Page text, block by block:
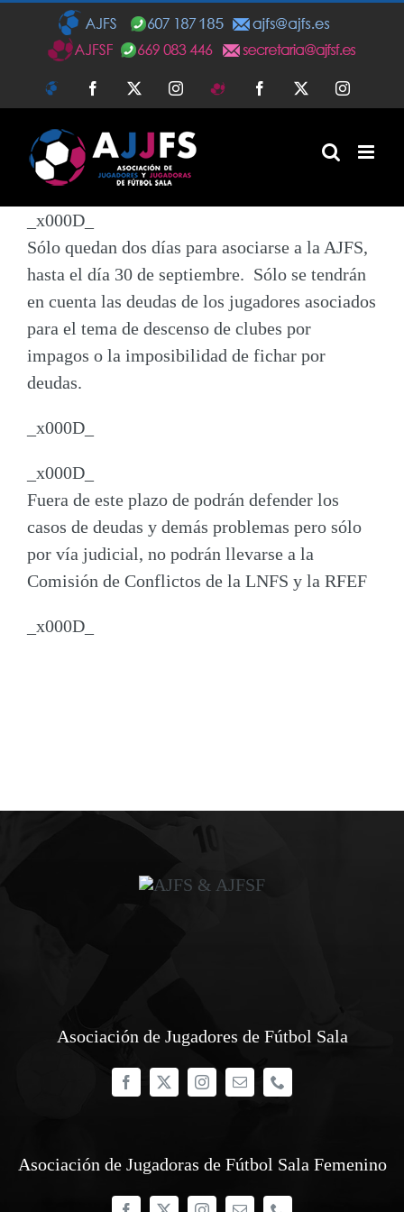
contenido
AJFS FacebookTwitterInstagram
AJFSF FacebookTwitterInstagram
_x000D_
Sólo quedan dos días para asociarse a la AJFS,
hasta el día 30 de septiembre. Sólo se tendrán
en cuenta las deudas de los jugadores asociados
para el tema de descenso de clubes por
impagos o la imposibilidad de fichar por
deudas.
_x000D_
_x000D_
Fuera de este plazo de podrán defender los
casos de deudas y demás problemas pero sólo
por vía judicial, no podrán llevarse a la
Comisión de Conflictos de la LNFS y la RFEF
_x000D_
Asociación de Jugadores de Fútbol Sala
Asociación de Jugadoras de Fútbol Sala Femenino